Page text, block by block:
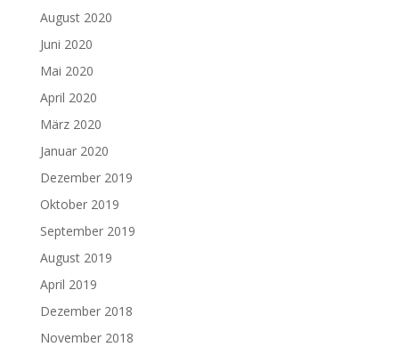
August 2020
Juni 2020
Mai 2020
April 2020
März 2020
Januar 2020
Dezember 2019
Oktober 2019
September 2019
August 2019
April 2019
Dezember 2018
November 2018